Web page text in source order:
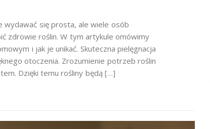
wydawać się prosta, ale wiele osób
zdrowie roślin. W tym artykule omówimy
i jak je unikać. Skuteczna pielęgnacja
otoczenia. Zrozumienie potrzeb roślin
Dzięki temu rośliny będą […]